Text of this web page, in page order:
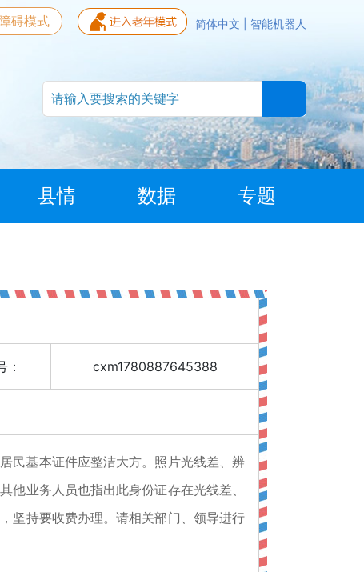
简体中文 智能机器人
碍模式
县情 数据 专题
： cxm1780887645388
民基本证件应整洁大方。照片光线差、辨
业务人员也指出此身份证存在光线差、
坚持要收费办理。请相关部门、领导进行